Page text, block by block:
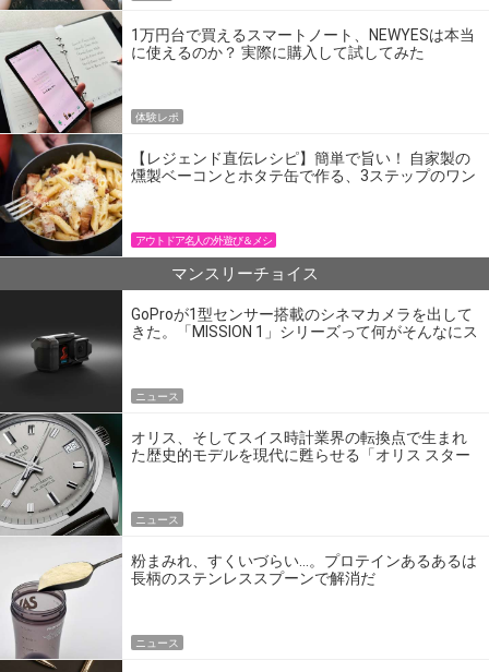
1万円台で買えるスマートノート、NEWYESは本当
に使えるのか？ 実際に購入して試してみた
体験レポ
【レジェンド直伝レシピ】簡単で旨い！ 自家製の
燻製ベーコンとホタテ缶で作る、3ステップのワン
アウトドア名人の外遊び＆メシ
マンスリーチョイス
GoProが1型センサー搭載のシネマカメラを出して
きた。「MISSION 1」シリーズって何がそんなにス
ニュース
オリス、そしてスイス時計業界の転換点で生まれ
た歴史的モデルを現代に甦らせる「オリス スター
ニュース
粉まみれ、すくいづらい…。プロテインあるあるは
長柄のステンレススプーンで解消だ
ニュース